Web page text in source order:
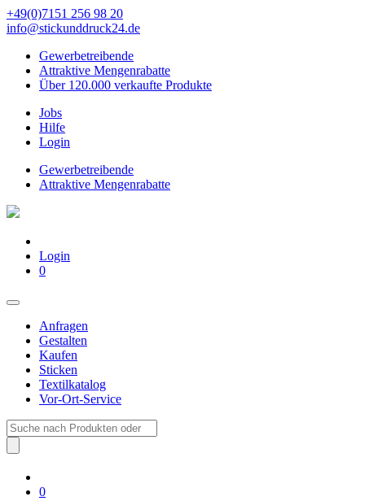
+49(0)7151 256 98 20‬
info@stickunddruck24.de
Gewerbetreibende
Attraktive Mengenrabatte
Über 120.000 verkaufte Produkte
Jobs
Hilfe
Login
Gewerbetreibende
Attraktive Mengenrabatte
Login
0
Anfragen
Gestalten
Kaufen
Sticken
Textilkatalog
Vor-Ort-Service
Suche
nach:
0